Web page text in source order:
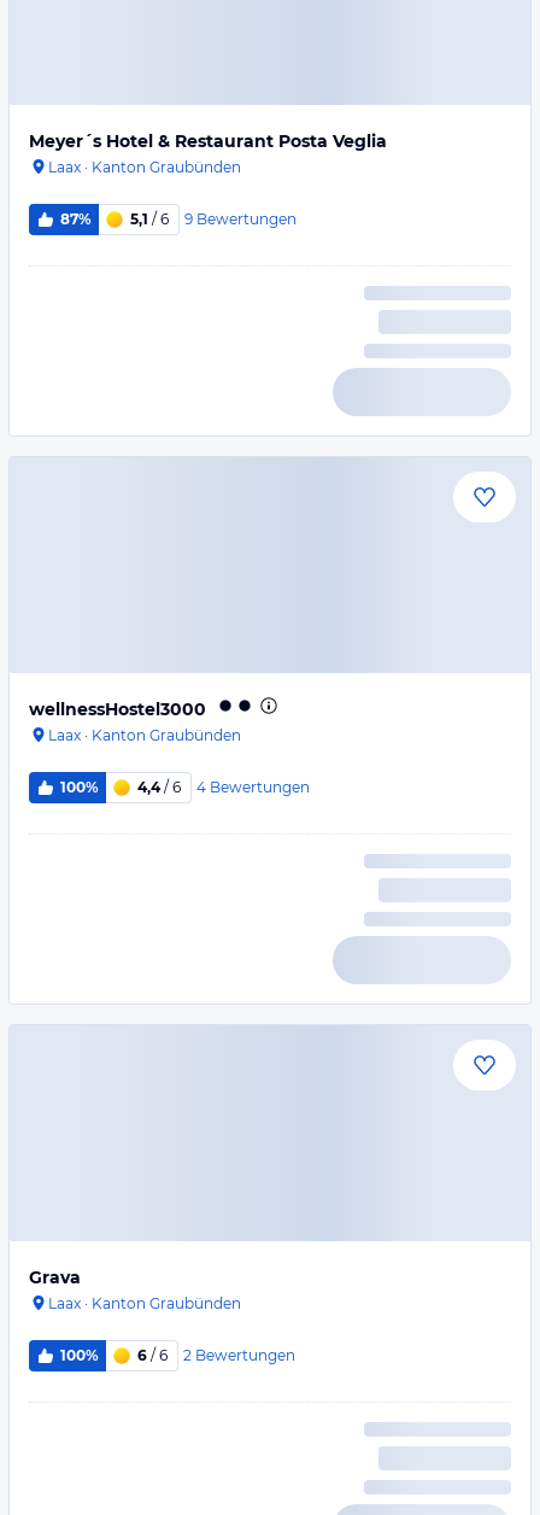
Meyer´s Hotel & Restaurant Posta Veglia
Laax · Kanton Graubünden
87% 5,1 / 6 9 Bewertungen
wellnessHostel3000
Laax · Kanton Graubünden
100% 4,4/ 6 4 Bewertungen
Grava
Laax · Kanton Graubünden
100% 6 / 6 2 Bewertungen